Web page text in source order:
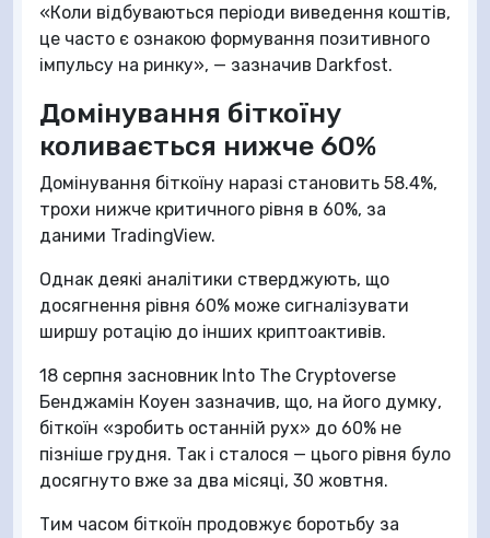
«Коли відбуваються періоди виведення коштів,
це часто є ознакою формування позитивного
імпульсу на ринку», — зазначив Darkfost.
Домінування біткоїну
коливається нижче 60%
Домінування біткоїну наразі становить 58.4%,
трохи нижче критичного рівня в 60%, за
даними TradingView.
Однак деякі аналітики стверджують, що
досягнення рівня 60% може сигналізувати
ширшу ротацію до інших криптоактивів.
18 серпня засновник Into The Cryptoverse
Бенджамін Коуен зазначив, що, на його думку,
біткоїн «зробить останній рух» до 60% не
пізніше грудня. Так і сталося — цього рівня було
досягнуто вже за два місяці, 30 жовтня.
Тим часом біткоїн продовжує боротьбу за